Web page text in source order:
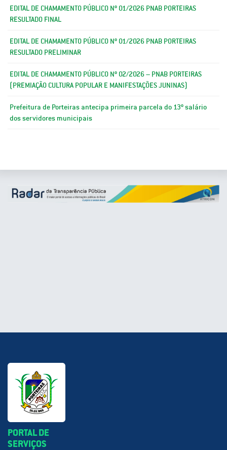
EDITAL DE CHAMAMENTO PÚBLICO Nº 01/2026 PNAB PORTEIRAS
RESULTADO FINAL
EDITAL DE CHAMAMENTO PÚBLICO Nº 01/2026 PNAB PORTEIRAS
RESULTADO PRELIMINAR
EDITAL DE CHAMAMENTO PÚBLICO Nº 02/2026 – PNAB PORTEIRAS
(PREMIAÇÃO CULTURA POPULAR E MANIFESTAÇÕES JUNINAS)
Prefeitura de Porteiras antecipa primeira parcela do 13º salário
dos servidores municipais
PORTAL DE
SERVIÇOS